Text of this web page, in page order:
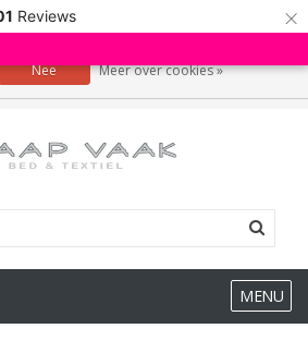
Reviews ×
MENU
website te verbeteren. Is dat akkoord?
Nee Meer over cookies »